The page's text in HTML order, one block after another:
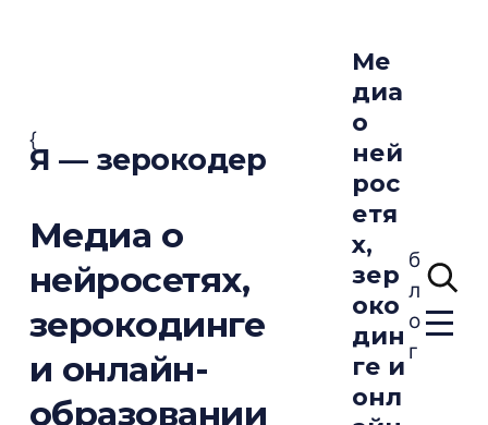
{
Я — зерокодер
Медиа о
нейросетях,
зерокодинге
и онлайн-
образовании
Ме
диа
о
ней
рос
етя
х,
зер
око
дин
ге и
онл
б
л
о
г